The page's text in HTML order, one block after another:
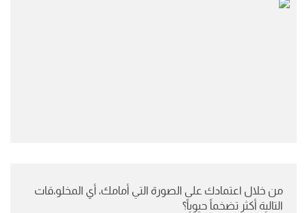
من خلال اعتمادك على الصورة التي أمامك، أي المخلو،قات
التالية أكثر تضخماً حيوياً؟